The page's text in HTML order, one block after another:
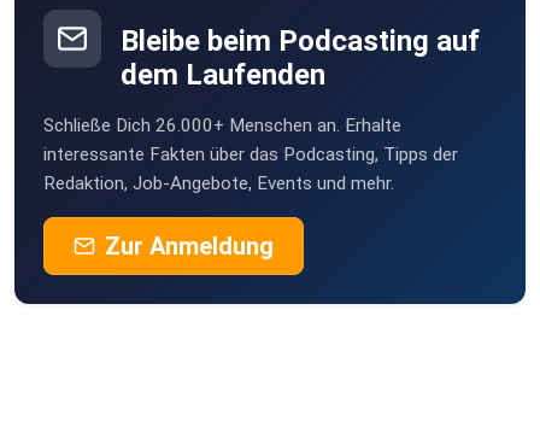
Bleibe beim Podcasting auf
dem Laufenden
Schließe Dich 26.000+ Menschen an. Erhalte
interessante Fakten über das Podcasting, Tipps der
Redaktion, Job-Angebote, Events und mehr.
Zur Anmeldung